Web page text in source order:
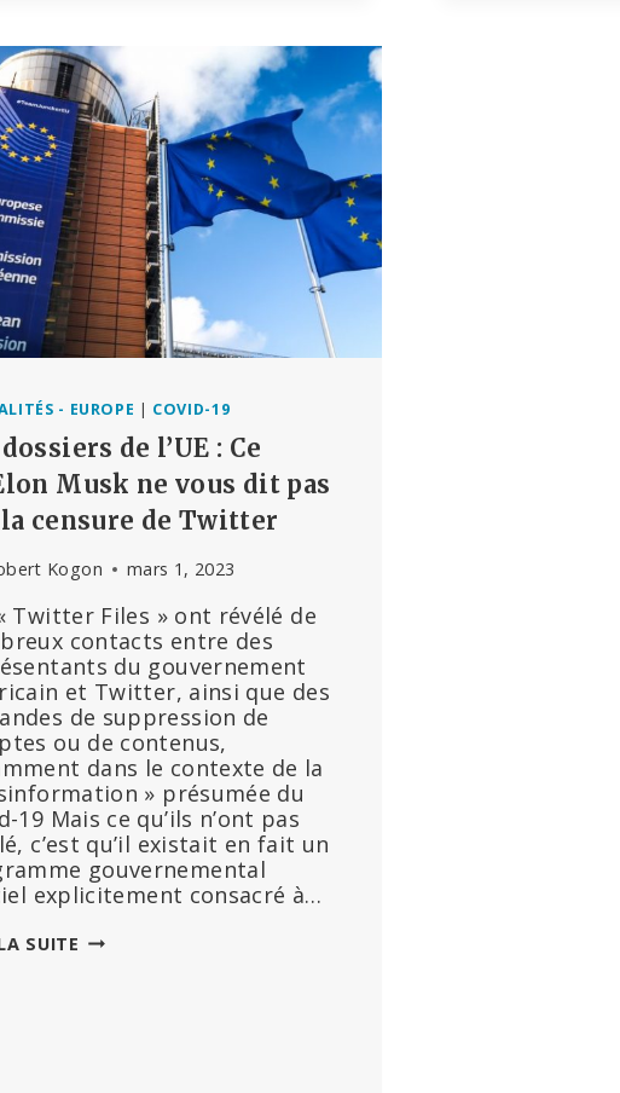
QUI
L’A
LICENCIÉE
POUR
AVOIR
SIGNALÉ
TROP
D’EFFETS
INDÉSIRABLES
AUX
VACCINS
ANTI-
COVID
- EUROPE | COVID-19
de l’UE : Ce
Musk ne vous dit pas
censure de Twitter
Kogon mars 1, 2023
Twitter Files » ont révélé de
contacts entre des
du gouvernement
et Twitter, ainsi que des
de suppression de
ou de contenus,
dans le contexte de la
» présumée du
19 Mais ce qu’ils n’ont pas
c’est qu’il existait en fait un
gouvernemental
explicitement consacré à…
SUITE LES